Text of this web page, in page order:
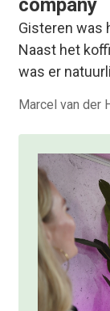
company
Gisteren was
Naast het
was er
Marcel van der